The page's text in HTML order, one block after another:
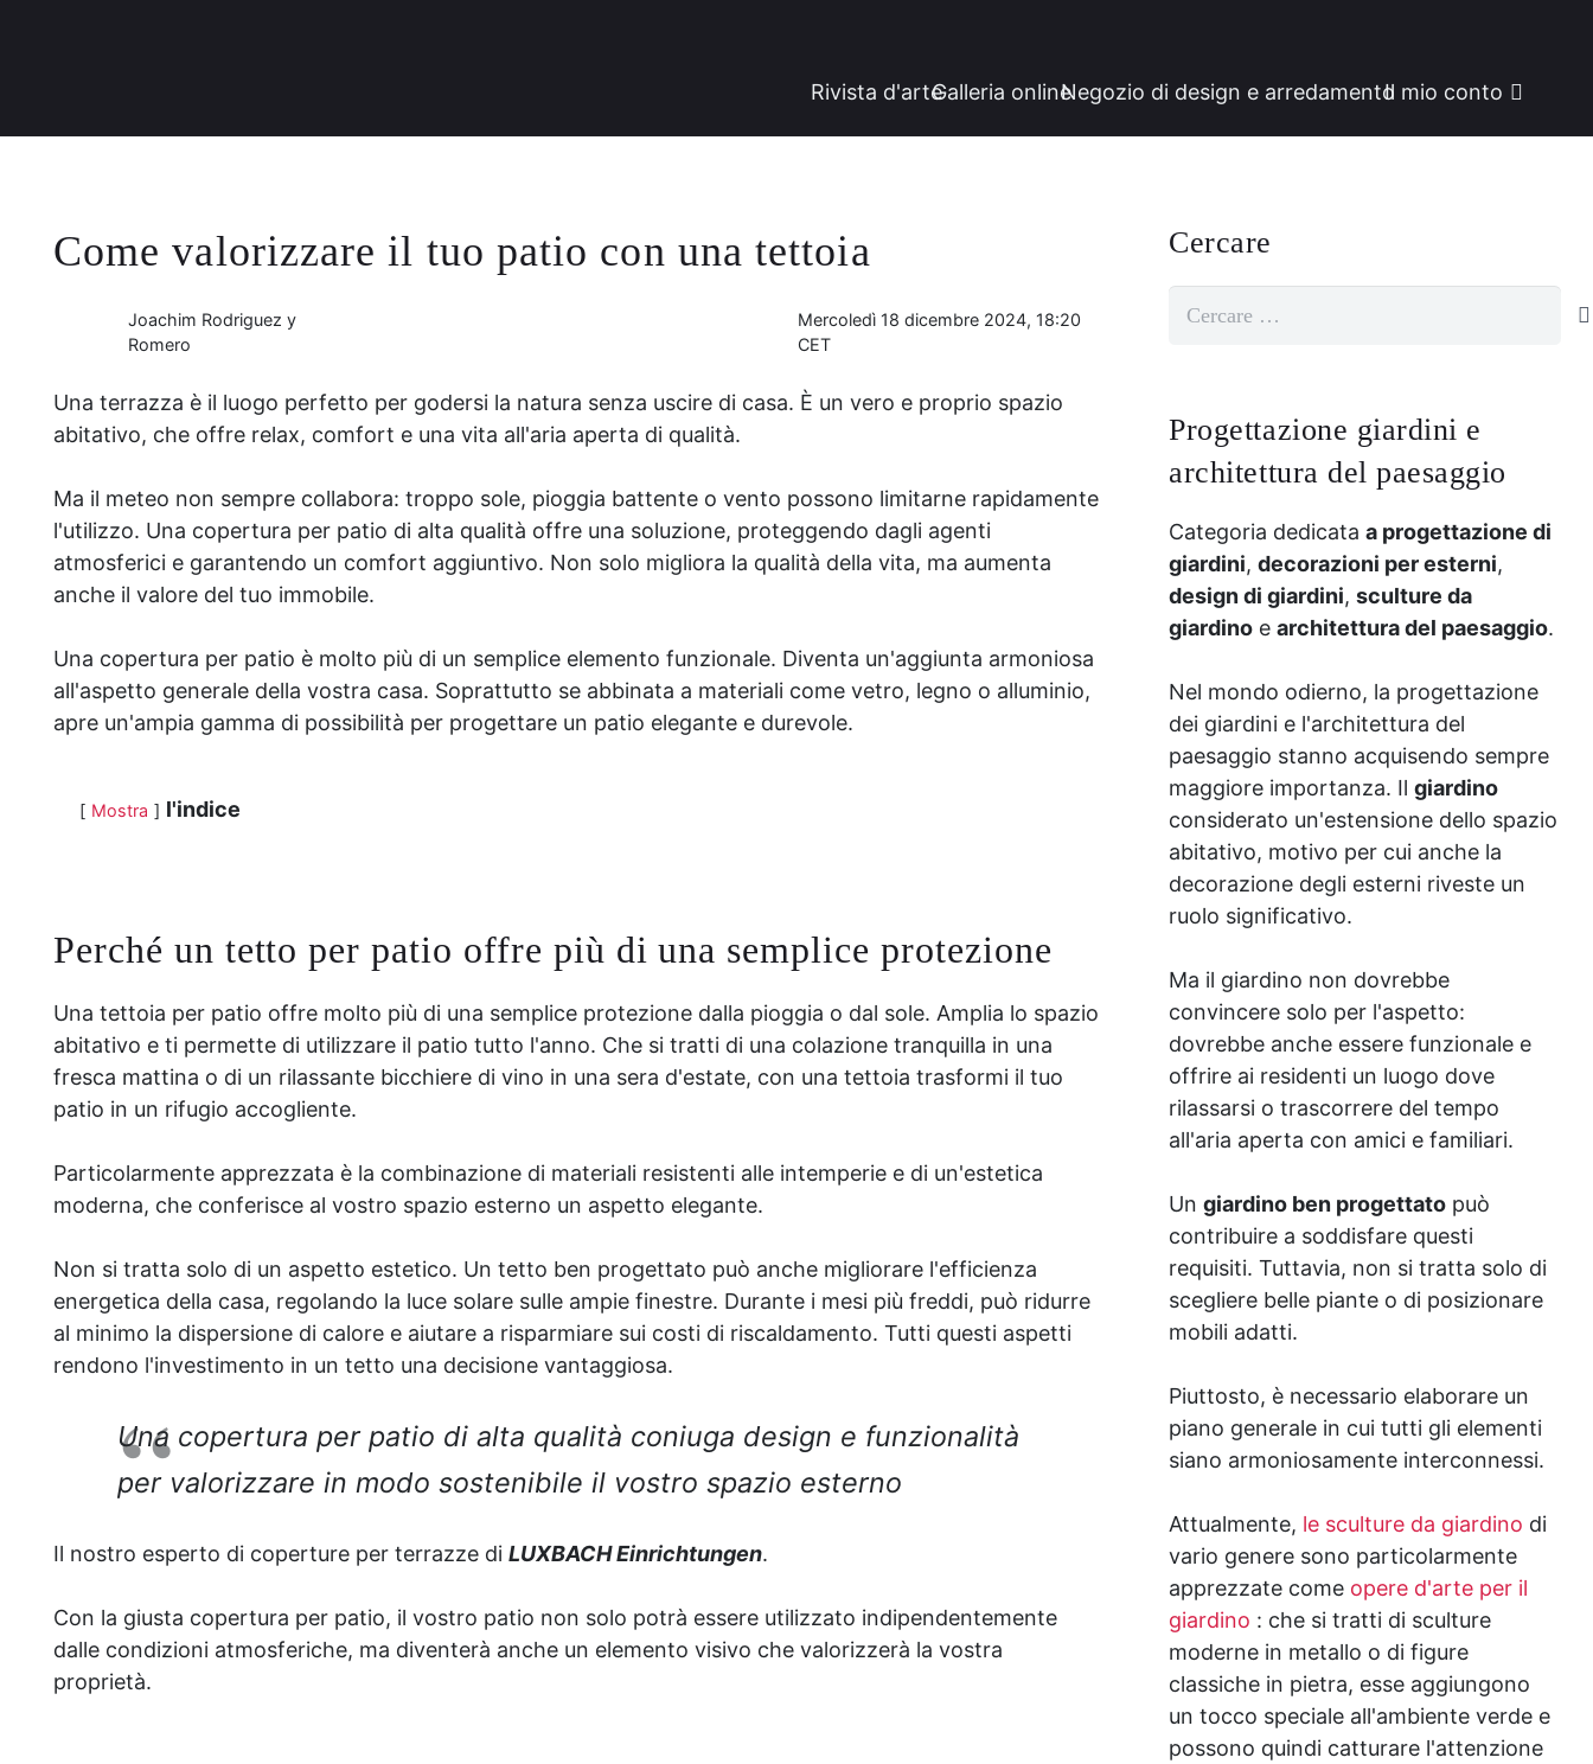
Rivista d'arteGalleria onlineNegozio di design e arredamentoIl mio conto
Come valorizzare il tuo patio con una tettoia
Joachim Rodriguez y
Romero
Mercoledì 18 dicembre 2024, 18:20
CET
Una terrazza è il luogo perfetto per godersi la natura senza uscire di casa. È un vero e proprio spazio
abitativo, che offre relax, comfort e una vita all'aria aperta di qualità.
Ma il meteo non sempre collabora: troppo sole, pioggia battente o vento possono limitarne rapidamente
l'utilizzo. Una copertura per patio di alta qualità offre una soluzione, proteggendo dagli agenti
atmosferici e garantendo un comfort aggiuntivo. Non solo migliora la qualità della vita, ma aumenta
anche il valore del tuo immobile.
Una copertura per patio è molto più di un semplice elemento funzionale. Diventa un'aggiunta armoniosa
all'aspetto generale della vostra casa. Soprattutto se abbinata a materiali come vetro, legno o alluminio,
apre un'ampia gamma di possibilità per progettare un patio elegante e durevole.
Mostra l'indice
Perché un tetto per patio offre più di una semplice protezione
Una tettoia per patio offre molto più di una semplice protezione dalla pioggia o dal sole. Amplia lo spazio
abitativo e ti permette di utilizzare il patio tutto l'anno. Che si tratti di una colazione tranquilla in una
fresca mattina o di un rilassante bicchiere di vino in una sera d'estate, con una tettoia trasformi il tuo
patio in un rifugio accogliente.
Particolarmente apprezzata è la combinazione di materiali resistenti alle intemperie e di un'estetica
moderna, che conferisce al vostro spazio esterno un aspetto elegante.
Non si tratta solo di un aspetto estetico. Un tetto ben progettato può anche migliorare l'efficienza
energetica della casa, regolando la luce solare sulle ampie finestre. Durante i mesi più freddi, può ridurre
al minimo la dispersione di calore e aiutare a risparmiare sui costi di riscaldamento. Tutti questi aspetti
rendono l'investimento in un tetto una decisione vantaggiosa.
Una copertura per patio di alta qualità coniuga design e funzionalità
per valorizzare in modo sostenibile il vostro spazio esterno
Il nostro esperto di coperture per terrazze di LUXBACH Einrichtungen.
Con la giusta copertura per patio, il vostro patio non solo potrà essere utilizzato indipendentemente
dalle condizioni atmosferiche, ma diventerà anche un elemento visivo che valorizzerà la vostra
proprietà.
Cercare
Progettazione giardini e
architettura del paesaggio
Categoria dedicataa progettazione di
giardini,decorazioni per esterni,
design di giardini,sculture da
giardino earchitettura del paesaggio.
Nel mondo odierno, la progettazione
dei giardini e l'architettura del
paesaggio stanno acquisendo sempre
maggiore importanza. Ilgiardino
considerato un'estensione dello spazio
abitativo, motivo per cui anche la
decorazione degli esterni riveste un
ruolo significativo.
Ma il giardino non dovrebbe
convincere solo per l'aspetto:
dovrebbe anche essere funzionale e
offrire ai residenti un luogo dove
rilassarsi o trascorrere del tempo
all'aria aperta con amici e familiari.
Ungiardino ben progettato può
contribuire a soddisfare questi
requisiti. Tuttavia, non si tratta solo di
scegliere belle piante o di posizionare
mobili adatti.
Piuttosto, è necessario elaborare un
piano generale in cui tutti gli elementi
siano armoniosamente interconnessi.
Attualmente, le sculture da giardino di
vario genere sono particolarmente
apprezzate come opere d'arte per il
giardino : che si tratti di sculture
moderne in metallo o di figure
classiche in pietra, esse aggiungono
un tocco speciale all'ambiente verde e
possono quindi catturare l'attenzione